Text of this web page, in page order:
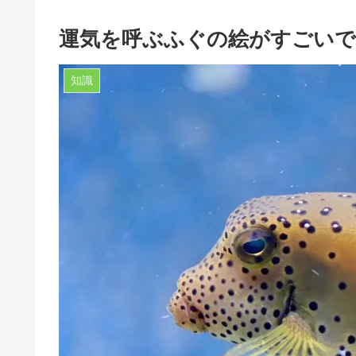
運気を呼ぶふぐの絵がすごい
知識